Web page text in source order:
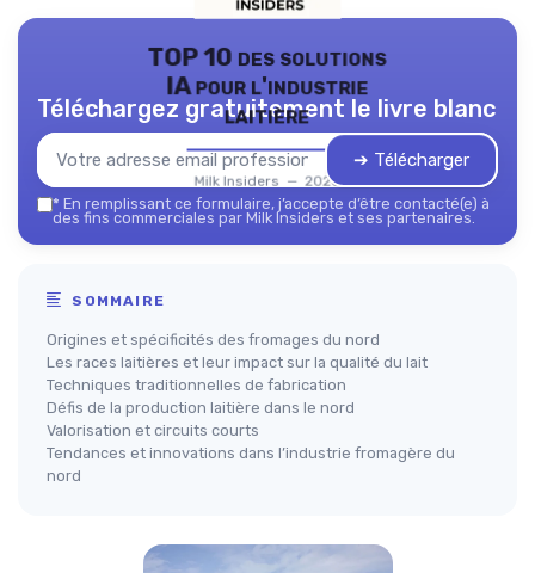
TOP 10 des solutions
IA pour l'industrie
laitière
Milk Insiders — 2026
Téléchargez gratuitement le livre blanc
➔ Télécharger
* En remplissant ce formulaire, j’accepte d’être contacté(e) à
des fins commerciales par Milk Insiders et ses partenaires.
SOMMAIRE
Origines et spécificités des fromages du nord
Les races laitières et leur impact sur la qualité du lait
Techniques traditionnelles de fabrication
Défis de la production laitière dans le nord
Valorisation et circuits courts
Tendances et innovations dans l’industrie fromagère du
nord